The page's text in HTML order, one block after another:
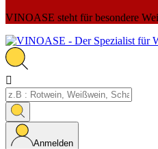
VINOASE steht für besondere

Anmelden